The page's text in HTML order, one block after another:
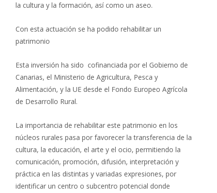
la cultura y la formación, así como un aseo.
Con esta actuación se ha podido rehabilitar un
patrimonio
Esta inversión ha sido cofinanciada por el Gobierno de
Canarias, el Ministerio de Agricultura, Pesca y
Alimentación, y la UE desde el Fondo Europeo Agrícola
de Desarrollo Rural.
La importancia de rehabilitar este patrimonio en los
núcleos rurales pasa por favorecer la transferencia de la
cultura, la educación, el arte y el ocio, permitiendo la
comunicación, promoción, difusión, interpretación y
práctica en las distintas y variadas expresiones, por
identificar un centro o subcentro potencial donde